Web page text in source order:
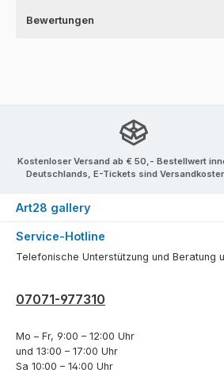
Bewertungen
Kostenloser Versand ab € 50,- Bestellwert
Deutschlands, E-Tickets sind
Art28 gallery
Service-Hotline
Telefonische Unterstützung und Beratung
07071-977310
Mo – Fr, 9:00 – 12:00 Uhr
und 13:00 – 17:00 Uhr
Sa 10:00 – 14:00 Uhr